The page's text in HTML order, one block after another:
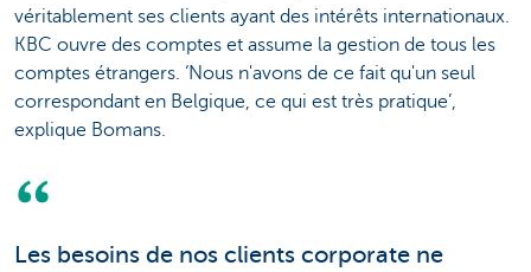
véritablement ses clients ayant des intérêts internationaux.
KBC ouvre des comptes et assume la gestion de tous les
comptes étrangers. ‘Nous n'avons de ce fait qu'un seul
correspondant en Belgique, ce qui est très pratique’,
explique Bomans.
Les besoins de nos clients corporate ne